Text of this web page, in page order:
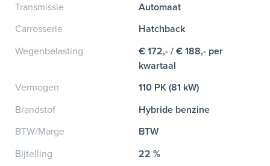
Transmissie
Automaat
Carrosserie
Hatchback
Wegenbelasting
€ 172,- / € 188,- per
kwartaal
Vermogen
110 PK (81 kW)
Brandstof
Hybride benzine
BTW/Marge
BTW
Bijtelling
22 %